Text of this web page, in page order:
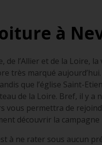
à
de l’Allier et de la Loire,
très marqué
que l’église Saint-
de la Loire. Bref, il y
vous permettra de
découvrir la
à ne rater sous aucun